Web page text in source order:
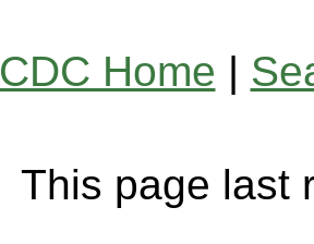
CDC Home |
This page last